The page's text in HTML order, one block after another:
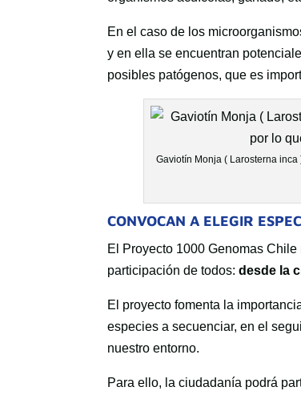
En el caso de los
y en ella se encuentran
posibles patógenos, que es
Gaviotín Monja ( Larosterna
CONVOCAN A ELEGIR
El Proyecto 1000 Genomas
participación de todos: desde la
El proyecto fomenta la
especies a secuenciar, en el
nuestro entorno.
Para ello, la ciudadanía podrá